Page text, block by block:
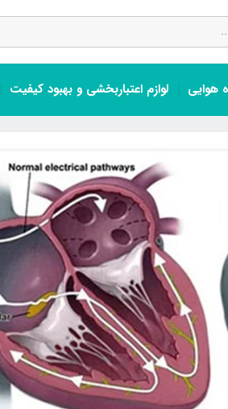
هوایی لوازم اعتباربخشی و بهبود کیفیت